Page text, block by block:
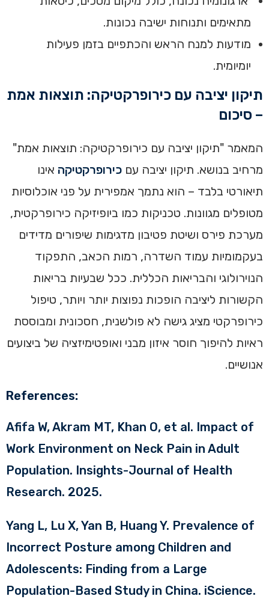
מתאימים ותנוחות ישיבה נכונות.
מודעות למנח הראש והכתפיים בזמן פעילות
יומיומית.
תיקון יציבה עם כירופרקטיקה: תוצאות אמת
– סיכום
המאמר "תיקון יציבה עם כירופרקטיקה: תוצאות אמת"
מרחיב בנושא. תיקון יציבה עם כירופרקטיקה אינו
תיאורטי בלבד – הוא נתמך אמפירית על פני אוכלוסיות
מטופלים מגוונות. טכניקות כמו ביופיזיקה כירופרקטית,
מערכת פירס ושיטת פטיבון מדגימות שיפורים מדידים
בעקמומיות עמוד השדרה, רמות הכאב, התפקוד
הנוירולוגי והבריאות הכללית. ככל שבעיות בריאות
הקשורות ליציבה הופכות נפוצות יותר ויותר, טיפול
כירופרקטי מציג גישה לא פולשנית, חסכונית ומבוססת
ראיות להיפוך חוסר איזון מבני ואופטימיזציה של ביצועים
אנושיים.
References:
Afifa W, Akram MT, Khan O, et al. Impact of
Work Environment on Neck Pain in Adult
Population. Insights-Journal of Health
Research. 2025.
Yang L, Lu X, Yan B, Huang Y. Prevalence of
Incorrect Posture among Children and
Adolescents: Finding from a Large
Population-Based Study in China. iScience.